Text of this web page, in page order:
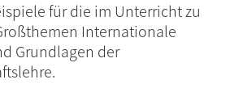
für die im Unterricht zu
Internationale
Grundlagen der